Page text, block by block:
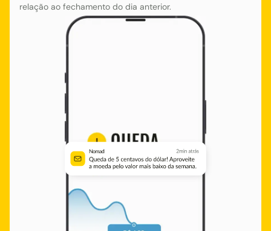
relação ao fechamento do dia anterior.